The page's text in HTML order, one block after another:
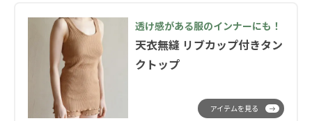
天衣無縫 リブカップ付きタン
クトップ
透け感がある服のインナーにも！
アイテムを見る